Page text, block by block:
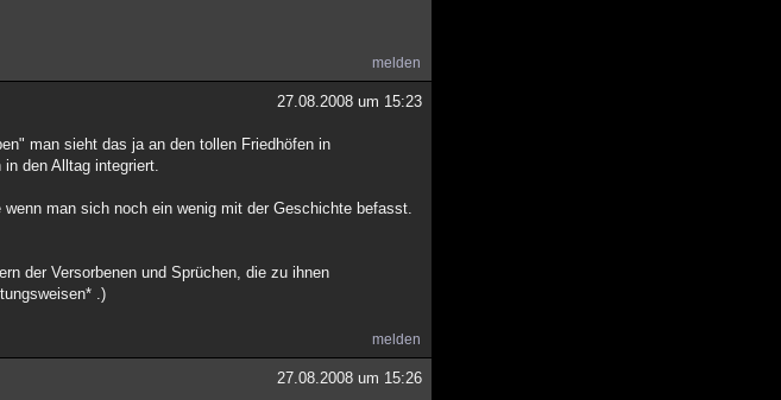
melden
27.08.2008 um 15:23
man sieht das ja an den tollen Friedhöfen in
den Alltag integriert.
man sich noch ein wenig mit der Geschichte befasst.
der Versorbenen und Sprüchen, die zu ihnen
.)
melden
27.08.2008 um 15:26